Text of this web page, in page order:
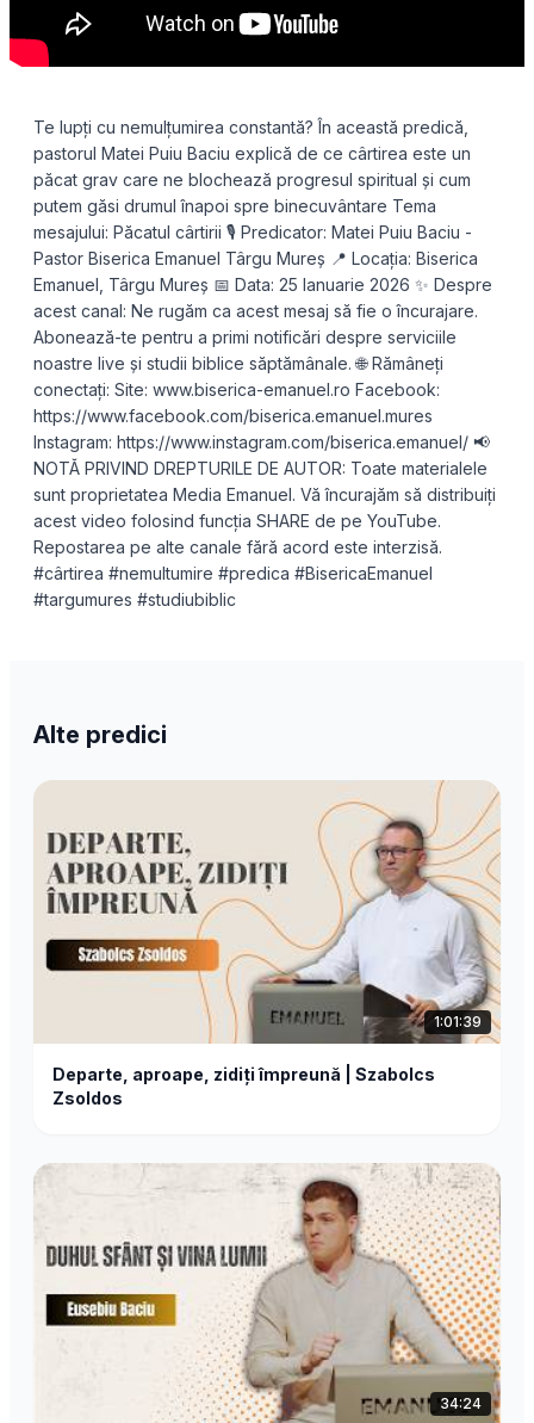
Te lupți cu nemulțumirea constantă? În această predică,
pastorul Matei Puiu Baciu explică de ce cârtirea este un
păcat grav care ne blochează progresul spiritual și cum
putem găsi drumul înapoi spre binecuvântare Tema
mesajului: Păcatul cârtirii 🎙️ Predicator: Matei Puiu Baciu -
Pastor Biserica Emanuel Târgu Mureș 📍 Locația: Biserica
Emanuel, Târgu Mureș 📅 Data: 25 Ianuarie 2026 ✨ Despre
acest canal: Ne rugăm ca acest mesaj să fie o încurajare.
Abonează-te pentru a primi notificări despre serviciile
noastre live și studii biblice săptămânale. 🌐 Rămâneți
conectați: Site: www.biserica-emanuel.ro Facebook:
https://www.facebook.com/biserica.emanuel.mures
Instagram: https://www.instagram.com/biserica.emanuel/ 📢
NOTĂ PRIVIND DREPTURILE DE AUTOR: Toate materialele
sunt proprietatea Media Emanuel. Vă încurajăm să distribuiți
acest video folosind funcția SHARE de pe YouTube.
Repostarea pe alte canale fără acord este interzisă.
#cârtirea #nemultumire #predica #BisericaEmanuel
#targumures #studiubiblic
Alte predici
1:01:39
Departe, aproape, zidiți împreună | Szabolcs
Zsoldos
34:24